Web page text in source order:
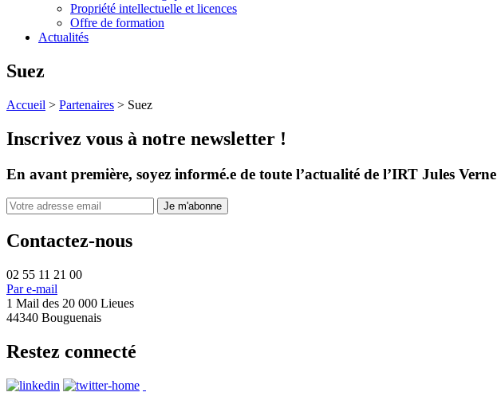
Propriété intellectuelle et licences
Offre de formation
Actualités
Suez
Accueil > Partenaires > Suez
Inscrivez vous à notre newsletter !
En avant première, soyez informé.e de toute l’actualité de l’IRT Jules Verne
Contactez-nous
02 55 11 21 00
Par e-mail
1 Mail des 20 000 Lieues
44340 Bouguenais
Restez connecté